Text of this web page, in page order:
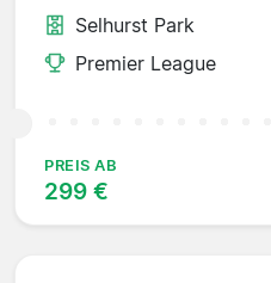
Selhurst Park
Premier League
PREIS AB
299 €